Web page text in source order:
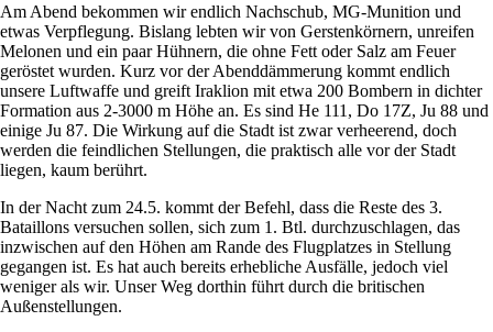
Am Abend bekommen wir endlich Nachschub, MG-Munition und
etwas Verpflegung. Bislang lebten wir von Gerstenkörnern, unreifen
Melonen und ein paar Hühnern, die ohne Fett oder Salz am Feuer
geröstet wurden. Kurz vor der Abenddämmerung kommt endlich
unsere Luftwaffe und greift Iraklion mit etwa 200 Bombern in dichter
Formation aus 2-3000 m Höhe an. Es sind He 111, Do 17Z, Ju 88 und
einige Ju 87. Die Wirkung auf die Stadt ist zwar verheerend, doch
werden die feindlichen Stellungen, die praktisch alle vor der Stadt
liegen, kaum berührt.
In der Nacht zum 24.5. kommt der Befehl, dass die Reste des 3.
Bataillons versuchen sollen, sich zum 1. Btl. durchzuschlagen, das
inzwischen auf den Höhen am Rande des Flugplatzes in Stellung
gegangen ist. Es hat auch bereits erhebliche Ausfälle, jedoch viel
weniger als wir. Unser Weg dorthin führt durch die britischen
Außenstellungen.